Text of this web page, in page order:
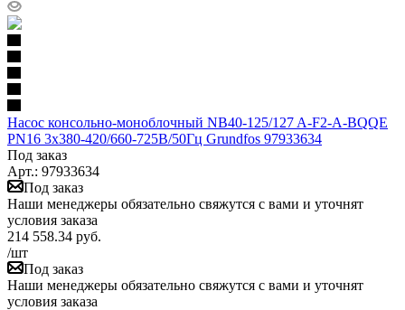
Насос консольно-моноблочный NB40-125/127 A-F2-A-BQQE
PN16 3х380-420/660-725В/50Гц Grundfos 97933634
Под заказ
Арт.: 97933634
Под заказ
Наши менеджеры обязательно свяжутся с вами и уточнят
условия заказа
214 558.34 руб.
/шт
Под заказ
Наши менеджеры обязательно свяжутся с вами и уточнят
условия заказа